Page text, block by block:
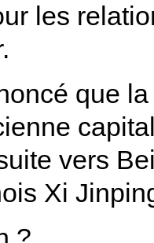
les
que
vers
Xi